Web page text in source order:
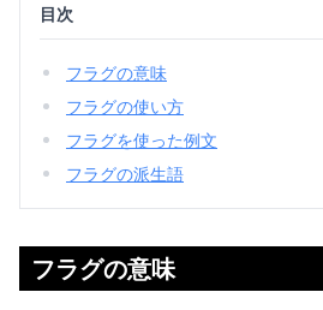
目次
フラグの意味
フラグの使い方
フラグを使った例文
フラグの派生語
フラグの意味